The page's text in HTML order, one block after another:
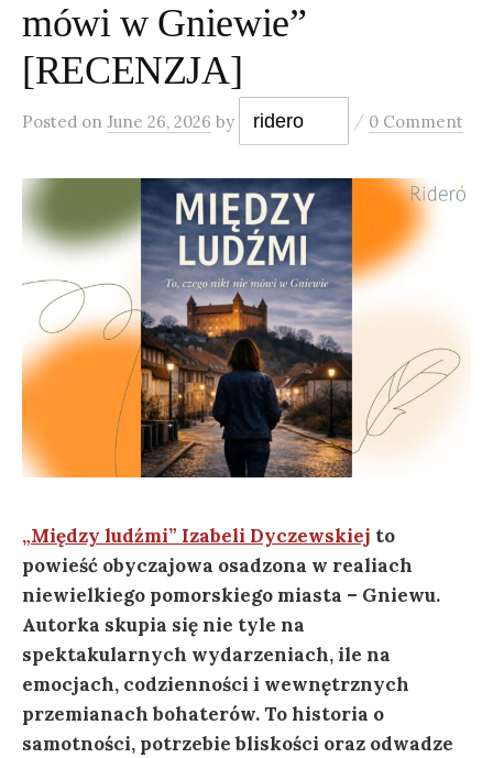
mówi w Gniewie”
[RECENZJA]
Posted on June 26, 2026 by ridero / 0 Comment
„Między ludźmi” Izabeli Dyczewskiej to
powieść obyczajowa osadzona w realiach
niewielkiego pomorskiego miasta – Gniewu.
Autorka skupia się nie tyle na
spektakularnych wydarzeniach, ile na
emocjach, codzienności i wewnętrznych
przemianach bohaterów. To historia o
samotności, potrzebie bliskości oraz odwadze